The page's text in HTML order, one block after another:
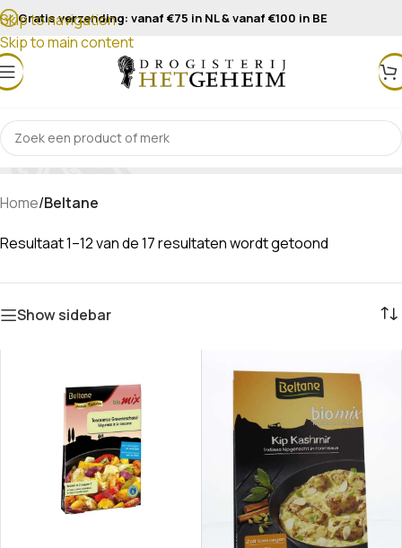
Skip to navigation
Skip to main content
Gratis verzending: vanaf €75 in NL & vanaf €100 in BE
Beltane
Home/Beltane
Resultaat 1–12 van de 17 resultaten wordt getoond
Show sidebar